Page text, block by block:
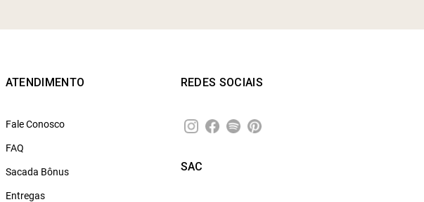
ATENDIMENTO
Fale Conosco
FAQ
Sacada Bônus
Entregas
REDES SOCIAIS
SAC